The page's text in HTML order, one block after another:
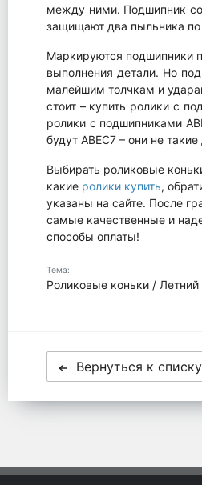
между ними. Подшипник
защищают два пыльника
Маркируются подшипники
выполнения детали. Но
малейшим толчкам и
стоит – купить ролики с
ролики с подшипниками
будут ABEC7 – они не
Выбирать роликовые
какие ролики купить,
указаны на сайте. После
самые качественные и
способы оплаты!
Тема:
Роликовые коньки / Летний
Вернуться к списку